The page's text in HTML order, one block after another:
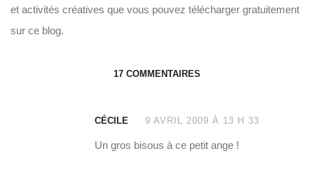
et activités créatives que vous pouvez télécharger gratuitement
sur ce blog.
17 COMMENTAIRES
CÉCILE 9 AVRIL 2009 À 13 H 33
Un gros bisous à ce petit ange !